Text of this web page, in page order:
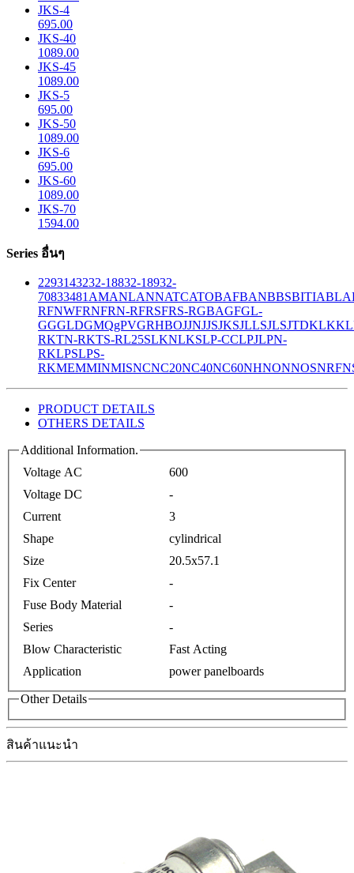
JKS-4
695.00
JKS-40
1089.00
JKS-45
1089.00
JKS-5
695.00
JKS-50
1089.00
JKS-6
695.00
JKS-60
1089.00
JKS-70
1594.00
Series อื่นๆ
2293143232-18832-18932-
70833481 AMANLANNATCATOBAFBANBBSBITIABLA
RFNWFRNFRN-RFRSFRS-RGBAGFGL-
GGGLDGMQgPVGRHBOJJNJJSJKSJLLSJLSJTDKLK
RKTN-RKTS-RL25SLKNLKSLP-CCLPJLPN-
RKLPSLPS-
RKMEMMINMISNCNC20NC40NC60NHNONNOSNRF
PRODUCT DETAILS
OTHERS DETAILS
Additional Information.
Voltage AC
600
Voltage DC
-
Current
3
Shape
cylindrical
Size
20.5x57.1
Fix Center
-
Fuse Body Material
-
Series
-
Blow Characteristic
Fast Acting
Application
power panelboards
Other Details
สินค้าแนะนำ